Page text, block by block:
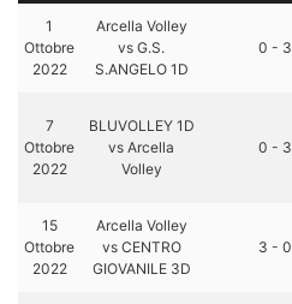
1
Ottobre
2022
Arcella Volley
vs G.S.
S.ANGELO 1D
0 - 3
7
Ottobre
2022
BLUVOLLEY 1D
vs Arcella
Volley
0 - 3
15
Ottobre
2022
Arcella Volley
vs CENTRO
GIOVANILE 3D
3 - 0